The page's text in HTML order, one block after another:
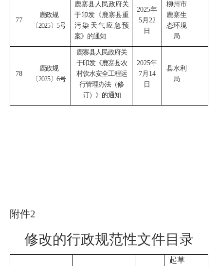
77
鹿政规
〔2025〕 5号
鹿寨县人民政府关
于印发《鹿寨县重
污染天气应急预
案》的通知
2025年
5月 22
日
柳州市
鹿寨生
态环境
局
78
鹿政规
〔2025〕 6号
鹿寨县人民政府关
于印发《鹿寨县农
村饮水安全工程运
行管理办法（修
订）》的通知
2025年
7月 14
日
县水利
局
附件2
修改的行政规范性文件目录
起草